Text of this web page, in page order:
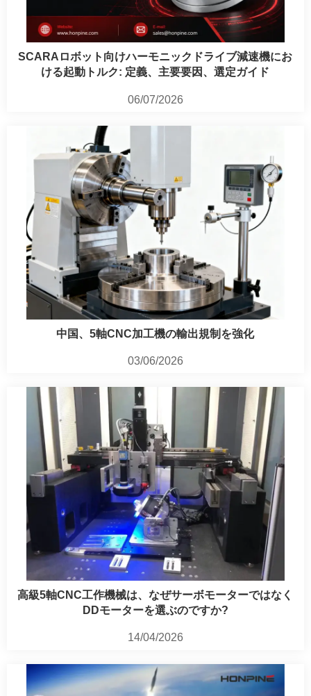
SCARAロボット向けハーモニックドライブ減速機にお
ける起動トルク: 定義、主要要因、選定ガイド
06/07/2026
中国、5軸CNC加工機の輸出規制を強化
03/06/2026
高級5軸CNC工作機械は、なぜサーボモーターではなく
DDモーターを選ぶのですか?
14/04/2026